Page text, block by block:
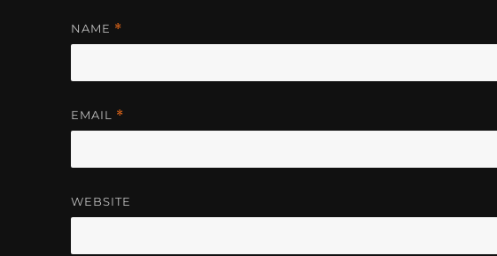
NAME *
EMAIL *
WEBSITE